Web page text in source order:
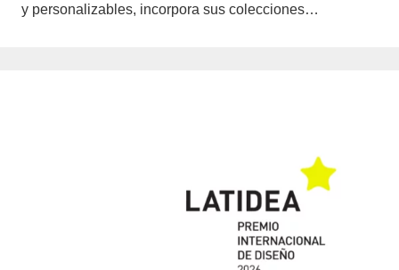
y personalizables, incorpora sus colecciones…